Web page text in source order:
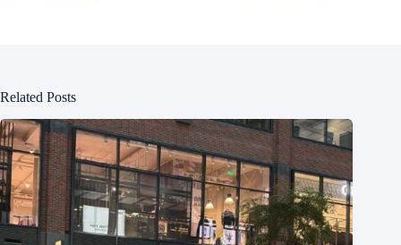
Related Posts